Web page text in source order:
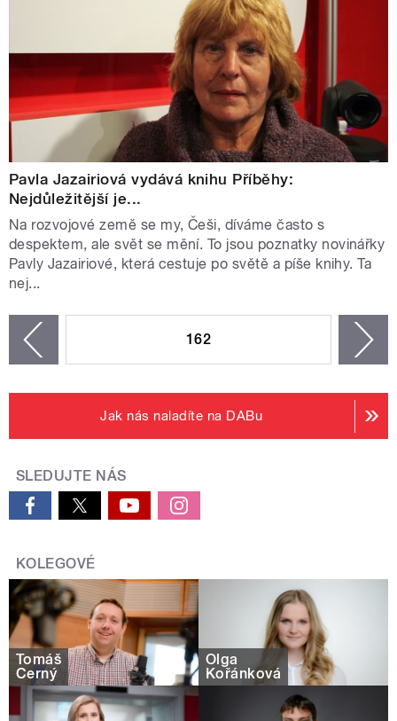
Pavla Jazairiová vydává knihu Příběhy:
Nejdůležitější je...
Na rozvojové země se my, Češi, díváme často s
despektem, ale svět se mění. To jsou poznatky novinářky
Pavly Jazairiové, která cestuje po světě a píše knihy. Ta
nej...
162
Jak nás naladíte na DABu
SLEDUJTE NÁS
KOLEGOVÉ
Tomáš
Černý
Olga
Kořánková